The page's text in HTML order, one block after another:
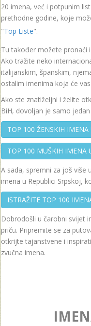
20 imena, već i potpunim
prethodne godine, koje
"Top Liste".
Tu također možete pronaći
Ako tražite neko
italijanskim, španskim,
ostalim imenima koja će
Ako ste znatiželjni i želite
BiH, dovoljan je samo
TOP 100 ŽENSKIH IMENA
TOP 100 MUŠKIH IMENA
A sada, spremni za još više
imena u Republici Srpskoj,
ISTRAŽITE TOP 100
Dobrodošli u čarobni svijet
priču. Pripremite se za
otkrijte tajanstvene i
zvučna imena.